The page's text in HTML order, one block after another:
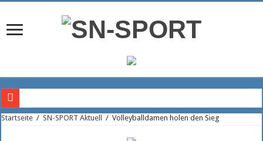
Doppelte US-Power im Angriff des SSC
Startseite / SN-SPORT Aktuell / Volleyballdamen holen den Sieg